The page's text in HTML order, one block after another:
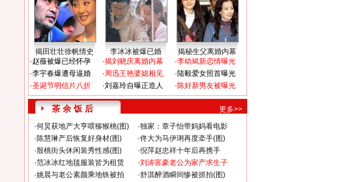
揭田壮壮徐帆情史 李冰冰被爆已婚
揭秘生父离婚内幕
·赵薇被爆已经怀孕
·李宇春爆遭母逼婚
·圣诞节明信片八折
·揭刘晓庆离婚内幕
·周迅王艳婆媳相见
·刘嘉玲自曝正造人
·李幼斌新恋情曝光
·陆毅爱女照首曝光
·陈好新男友被曝光
茶 余 饭 后
更多>>
·何炅获地产大亨喂猕猴桃(图) ·独家：章子怡带妈妈看电影
·陈慧琳产后恢复好身材(图) ·佟大为马伊琍再度牵手(图)
·殷桃街头休闲装秀性感(图) ·倪萍赵忠祥十年后再携手
·范冰冰红地毯服装皆为租赁 ·刘涛富豪老公为家产求生子
·姚晨与老公素颜乘地铁被拍 ·舒淇醉酒瞬间惨被抓拍(图)